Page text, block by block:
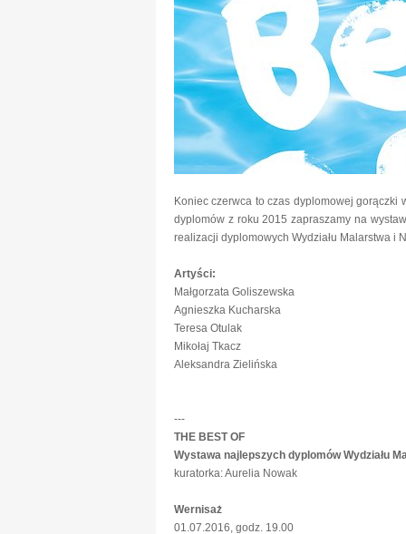
Koniec czerwca to czas dyplomowej gorączki
dyplomów z roku 2015 zapraszamy na
realizacji dyplomowych Wydziału Malarstwa i
Artyści:
Małgorzata Goliszewska
Agnieszka Kucharska
Teresa Otulak
Mikołaj Tkacz
Aleksandra Zielińska
---
THE BEST OF
Wystawa najlepszych dyplomów Wydziału
kuratorka: Aurelia Nowak
Wernisaż
01.07.2016, godz. 19.00